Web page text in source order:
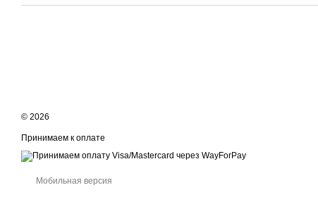
© 2026
Принимаем к оплате
Мобильная версия